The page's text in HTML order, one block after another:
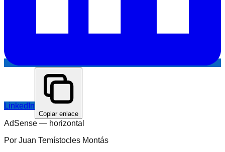
LinkedIn
Copiar enlace
AdSense — horizontal
Por Juan Temístocles Montás